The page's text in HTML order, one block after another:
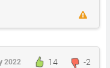
14 -2
2022